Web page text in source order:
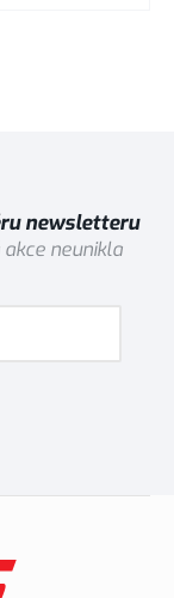
newsletteru
neunikla